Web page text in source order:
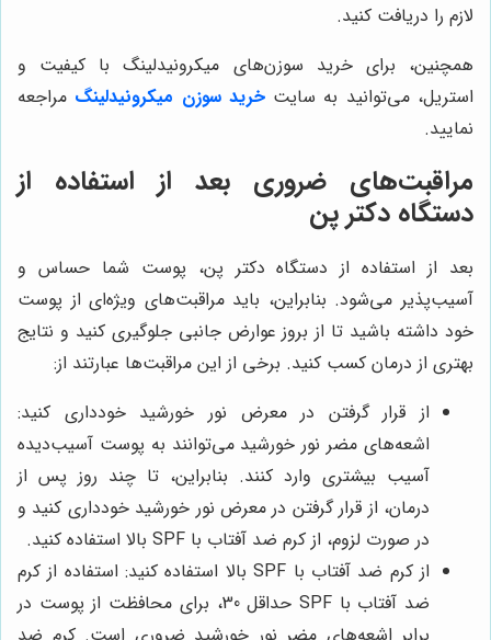
لازم را دریافت کنید.
همچنین، برای خرید سوزن‌های میکرونیدلینگ با کیفیت و
استریل، می‌توانید به سایتخرید سوزن میکرونیدلینگ مراجعه
نمایید.
مراقبت‌های ضروری بعد از استفاده از
دستگاه دکتر پن
بعد از استفاده از دستگاه دکتر پن، پوست شما حساس و
آسیب‌پذیر می‌شود. بنابراین، باید مراقبت‌های ویژه‌ای از پوست
خود داشته باشید تا از بروز عوارض جانبی جلوگیری کنید و نتایج
بهتری از درمان کسب کنید. برخی از این مراقبت‌ها عبارتند از:
از قرار گرفتن در معرض نور خورشید خودداری کنید:
اشعه‌های مضر نور خورشید می‌توانند به پوست آسیب‌دیده
آسیب بیشتری وارد کنند. بنابراین، تا چند روز پس از
درمان، از قرار گرفتن در معرض نور خورشید خودداری کنید و
در صورت لزوم، از کرم ضد آفتاب با SPF بالا استفاده کنید.
از کرم ضد آفتاب با SPF بالا استفاده کنید: استفاده از کرم
ضد آفتاب با SPF حداقل 30، برای محافظت از پوست در